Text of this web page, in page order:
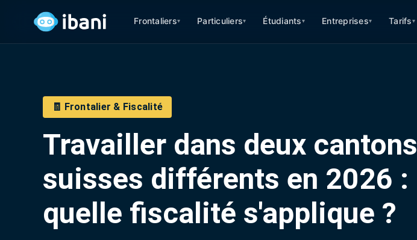
Frontaliers▾ Particuliers▾ Étudiants▾ Entreprises▾ Tarifs▾
🧾 Frontalier & Fiscalité
Travailler dans deux cantons
suisses différents en 2026 :
quelle fiscalité s'applique ?